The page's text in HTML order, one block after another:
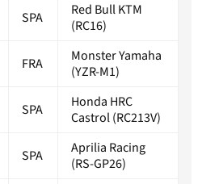
SPA
Red Bull KTM
(RC16)
FRA
Monster Yamaha
(YZR-M1)
SPA
Honda HRC
Castrol (RC213V)
SPA
Aprilia Racing
(RS-GP26)